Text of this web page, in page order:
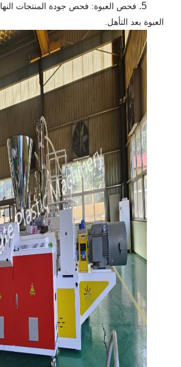
5. فحص العبوة: فحص جودة المنتجات
العبوة بعد التأهل.